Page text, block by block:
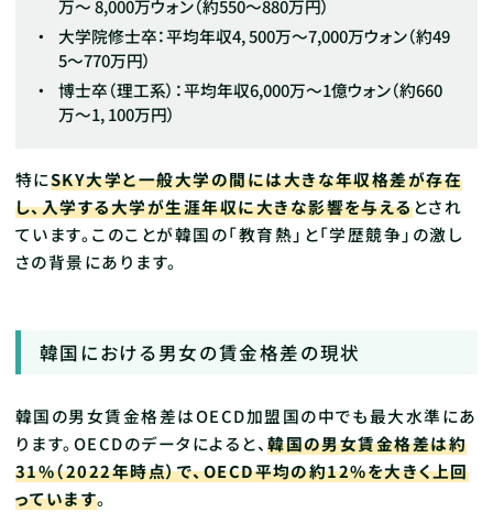
万～ 8,000万ウォン（約550〜880万円）
大学院修士卒：平均年収4, 500万～7,000万ウォン（約49
5〜770万円）
博士卒（理工系）：平均年収6,000万〜1億ウォン（約660
万〜1, 100万円）
特にSKY大学と一般大学の間には大きな年収格差が存在
し、入学する大学が生涯年収に大きな影響を与えるとされ
ています。このことが韓国の「教育熱」と「学歴競争」の激し
さの背景にあります。
韓国における男女の賃金格差の現状
韓国の男女賃金格差はOECD加盟国の中でも最大水準にあ
ります。OECDのデータによると、韓国の男女賃金格差は約
31%（2022年時点）で、OECD平均の約12%を大きく上回
っています。